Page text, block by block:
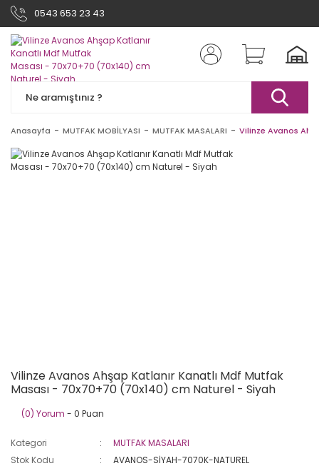
0543 653 23 43
Anasayfa MUTFAK MOBİLYASI MUTFAK MASALARI Vilinze Avanos
Vilinze Avanos Ahşap Katlanır Kanatlı Mdf Mutfak
Masası - 70x70+70 (70x140) cm Naturel - Siyah
(0) Yorum - 0 Puan
Kategori
MUTFAK MASALARI
Stok Kodu
AVANOS-SİYAH-7070K-NATUREL